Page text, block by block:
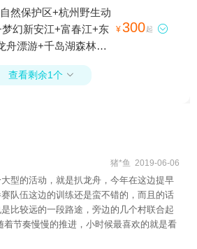
潭瀑布+千岛湖云濛溪
杨村桥草莓苑+新安
+桐庐桃源谷拓展基地
界+建德市康庆渔家灯
区+桐庐海博水世界
+千岛湖品鲜渔庄
飘香+千岛湖鱼鳌食
博大酒店+天物坊陶
湖微公交+瑶琳国家森
CS（新沙岛基地）+富
物世界基地）+建德
风景区+太平湖+黄山
区+徽州古城+新安江
+齐云山景区+西递+黄
降+虎林园+黄山休宁
龙+牯牛降历溪+黄山
漂流+东黄山旅游度
+黄山云谷索道+斗山
区+芙蓉谷+新安江月
景演出+横江山水竹筏
人家酒楼+洞天湾风
柑橘园+新安江水世界
棠樾牌坊群鲍家花园
然保护区+杭州野生动
幻新安江+富春江+东
舟漂游+千岛湖森林氧
湖东南湖区+千岛湖
+千岛湖豪华休闲游
区+OMG心跳乐园
沸腾坝景区+千岛湖
岛湖天屿景区+马岭
馆+桐庐江南古村落
春江+建德博物馆+富
+富阳博物馆1日游
¥300起 
查看剩余1个 
猪*鱼 2019-06-06
型的活动，就是扒龙舟，今年在这边提早
队伍这边的训练还是蛮不错的，而且的话
比较远的一段路途，旁边的几个村联合起
着节奏慢慢的推进，小时候最喜欢的就是看